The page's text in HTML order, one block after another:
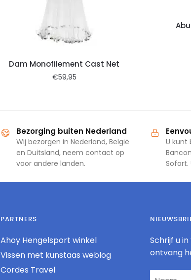
Dam Monofilement Cast Net
€59,95
Bezorging buiten Nederland
Wij bezorgen in Nederland, België
en Duitsland, neem contact op
voor andere landen.
U kunt
Sofort.
PARTNERS
Ahoy Hengelsport winkel
Vissen met kunstaas weblog
Cordes Travel
Schrijf u
ontvang